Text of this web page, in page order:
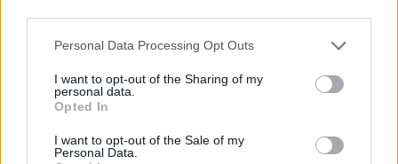
Please note that this website/app uses one or more Google
not limited to your visit or usage behaviour. You may click to
grant or deny consent to Google and its third-party tags to
use your data for below specified purposes in below Google
consent section.
Personal Data Processing Opt Outs
I want to opt-out of the Sharing of my
personal data.
Opted In
I want to opt-out of the Sale of my
Personal Data.